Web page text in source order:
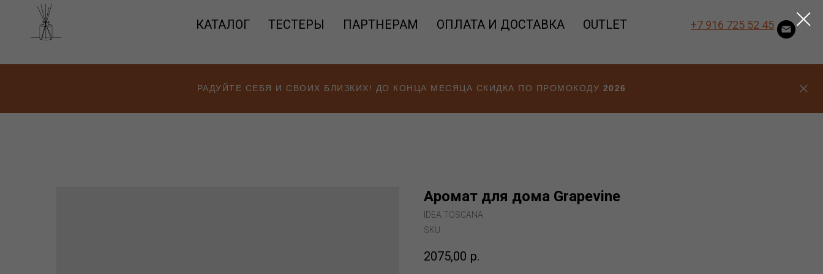
КАТАЛОГ ТЕСТЕРЫ ПАРТНЕРАМ ОПЛАТА И ДОСТАВКА OUTLET +7 916 725 52 45
РАДУЙТЕ СЕБЯ И СВОИХ БЛИЗКИХ! ДО КОНЦА МЕСЯЦА СКИДКА ПО ПРОМОКОДУ 2026
Аромат для дома Grapevine
IDEA TOSCANA
SKU:
2075,00 р.